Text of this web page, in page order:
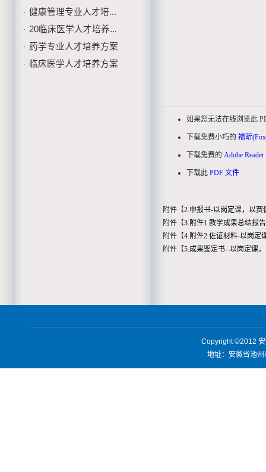
· 健康管理专业人才培...
· 20临床医学人才培养...
· 药学专业人才培养方案
· 临床医学人才培养方案
如果您无法在线浏览此
下载免费小巧的 福昕
下载免费的 Adobe
下载此 PDF 文件
附件【2.申报书-以岗定课，以
附件【3.附件1.教学成果总结报
附件【4.附件2.佐证材料-以岗定
附件【5.成果鉴定书--以岗定课
Copyright ©2012
地址：安徽省池